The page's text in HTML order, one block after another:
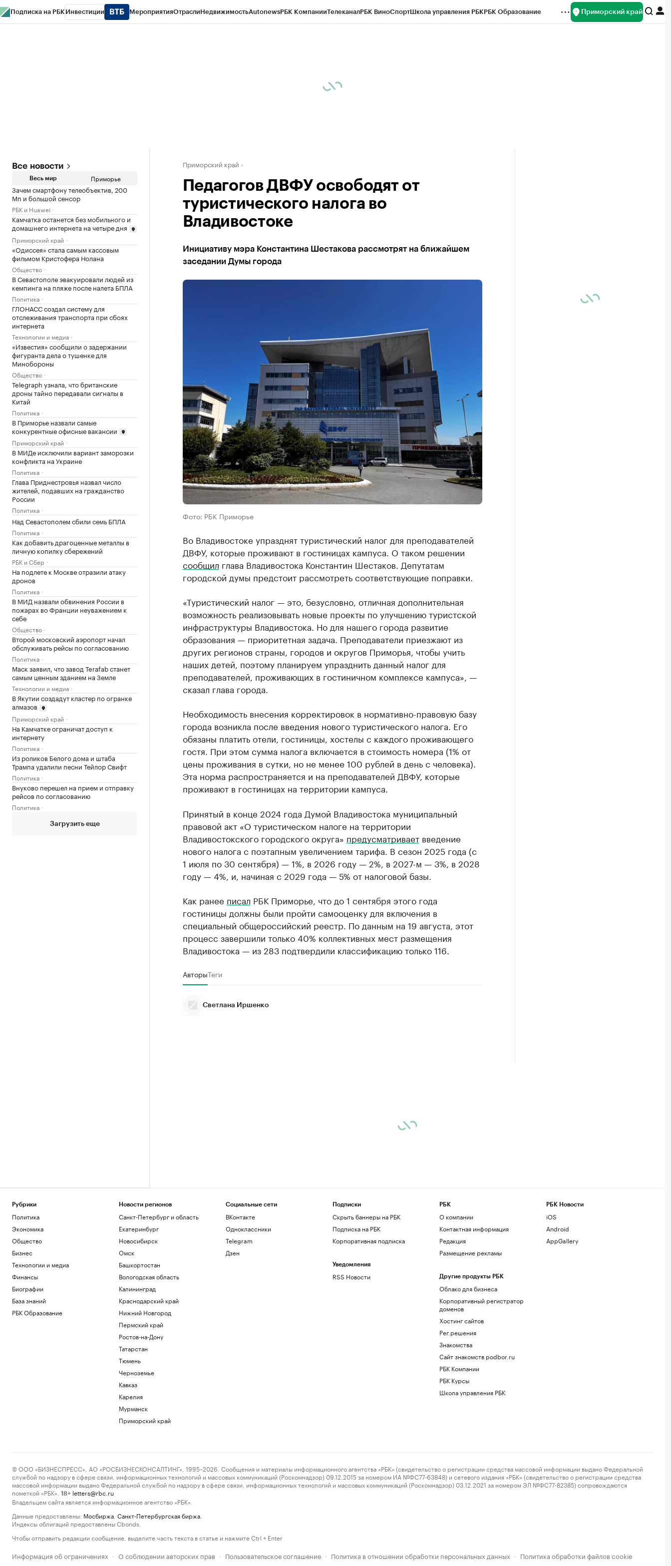
Подписка на РБК Инвестиции МероприятияОтраслиНедвижимостьAutonewsРБК КомпанииТелеканалРБК ВиноСпортШкола управления РБКРБК Образование Приморский край
Все новости
Весь мир Приморье
Зачем смартфону телеобъектив, 200
Мп и большой сенсор
РБК и Huawei
Камчатка останется без мобильного и
домашнего интернета на четыре дня
Приморский край
«Одиссея» стала самым кассовым
фильмом Кристофера Нолана
Общество
В Севастополе эвакуировали людей из
кемпинга на пляже после налета БПЛА
Политика
ГЛОНАСС создал систему для
отслеживания транспорта при сбоях
интернета
Технологии и медиа
«Известия» сообщили о задержании
фигуранта дела о тушенке для
Минобороны
Общество
Telegraph узнала, что британские
дроны тайно передавали сигналы в
Китай
Политика
В Приморье назвали самые
конкурентные офисные вакансии
Приморский край
В МИДе исключили вариант заморозки
конфликта на Украине
Политика
Глава Приднестровья назвал число
жителей, подавших на гражданство
России
Политика
Над Севастополем сбили семь БПЛА
Политика
Как добавить драгоценные металлы в
личную копилку сбережений
РБК и Сбер
На подлете к Москве отразили атаку
дронов
Политика
В МИД назвали обвинения России в
пожарах во Франции неуважением к
себе
Общество
Второй московский аэропорт начал
обслуживать рейсы по согласованию
Политика
Маск заявил, что завод Terafab станет
самым ценным зданием на Земле
Технологии и медиа
В Якутии создадут кластер по огранке
алмазов
Приморский край
На Камчатке ограничат доступ к
интернету
Политика
Из роликов Белого дома и штаба
Трампа удалили песни Тейлор Свифт
Политика
Внуково перешел на прием и отправку
рейсов по согласованию
Политика
Загрузить еще
Приморский край
Педагогов ДВФУ освободят от
туристического налога во
Владивостоке
Инициативу мэра Константина Шестакова рассмотрят на ближайшем
заседании Думы города
Фото: РБК Приморье
Во Владивостоке упразднят туристический налог для преподавателей
ДВФУ, которые проживают в гостиницах кампуса. О таком решении
сообщил глава Владивостока Константин Шестаков. Депутатам
городской думы предстоит рассмотреть соответствующие поправки.
«Туристический налог — это, безусловно, отличная дополнительная
возможность реализовывать новые проекты по улучшению туристской
инфраструктуры Владивостока. Но для нашего города развитие
образования — приоритетная задача. Преподаватели приезжают из
других регионов страны, городов и округов Приморья, чтобы учить
наших детей, поэтому планируем упразднить данный налог для
преподавателей, проживающих в гостиничном комплексе кампуса», —
сказал глава города.
Необходимость внесения корректировок в нормативно-правовую базу
города возникла после введения нового туристического налога. Его
обязаны платить отели, гостиницы, хостелы с каждого проживающего
гостя. При этом сумма налога включается в стоимость номера (1% от
цены проживания в сутки, но не менее 100 рублей в день с человека).
Эта норма распространяется и на преподавателей ДВФУ, которые
проживают в гостиницах на территории кампуса.
Принятый в конце 2024 года Думой Владивостока муниципальный
правовой акт «О туристическом налоге на территории
Владивостокского городского округа» предусматриваетвведение
нового налога с поэтапным увеличением тарифа. В сезон 2025 года (с
1 июля по 30 сентября) — 1%, в 2026 году — 2%, в 2027-м — 3%, в 2028
году — 4%, и, начиная с 2029 года — 5% от налоговой базы.
Как ранее писал РБК Приморье, что до 1 сентября этого года
гостиницы должны были пройти самооценку для включения в
специальный общероссийский реестр. По данным на 19 августа, этот
процесс завершили только 40% коллективных мест размещения
Владивостока — из 283 подтвердили классификацию только 116.
АвторыТеги
Светлана Иршенко
Рубрики
Политика
Экономика
Общество
Бизнес
Технологии и медиа
Финансы
Биографии
База знаний
РБК Образование
Новости регионов
Санкт-Петербург и область
Екатеринбург
Новосибирск
Омск
Башкортостан
Вологодская область
Калининград
Краснодарский край
Нижний Новгород
Пермский край
Ростов-на-Дону
Татарстан
Тюмень
Черноземье
Кавказ
Карелия
Мурманск
Приморский край
Социальные сети
ВКонтакте
Одноклассники
Telegram
Дзен
Подписки
Скрыть баннеры на РБК
Подписка на РБК
Корпоративная подписка
Уведомления
RSS Новости
РБК
О компании
Контактная информация
Редакция
Размещение рекламы
Другие продукты РБК
Облако для бизнеса
Корпоративный регистратор
доменов
Хостинг сайтов
Рег.решения
Знакомства
Сайт знакомств podbor.ru
РБК Компании
РБК Курсы
Школа управления РБК
РБК Новости
iOS
Android
AppGallery
© ООО «БИЗНЕСПРЕСС», АО «РОСБИЗНЕСКОНСАЛТИНГ», 1995–2026. Сообщения и материалы информационного агентства «РБК» (свидетельство о регистрации средства массовой информации выдано Федеральной
службой по надзору в сфере связи, информационных технологий и массовых коммуникаций (Роскомнадзор) 09.12.2015 за номером ИА №ФС77-63848) и сетевого издания «РБК» (свидетельство о регистрации средства
массовой информации выдано Федеральной службой по надзору в сфере связи, информационных технологий и массовых коммуникаций (Роскомнадзор) 03.12.2021 за номером ЭЛ №ФС77-82385) сопровождаются
пометкой «РБК».
18+ letters@rbc.ru
Владельцем сайта является информационное агентство «РБК».
Данные предоставлены: Мосбиржа Санкт-Петербургская биржа
Индексы облигаций предоставлены Cbonds.
Чтобы отправить редакции сообщение, выделите часть текста в статье и нажмите Ctrl + Enter
Информация об ограничениях · О соблюдении авторских прав · Пользовательское соглашение · Политика в отношении обработки персональных данных · Политика обработки файлов cookie